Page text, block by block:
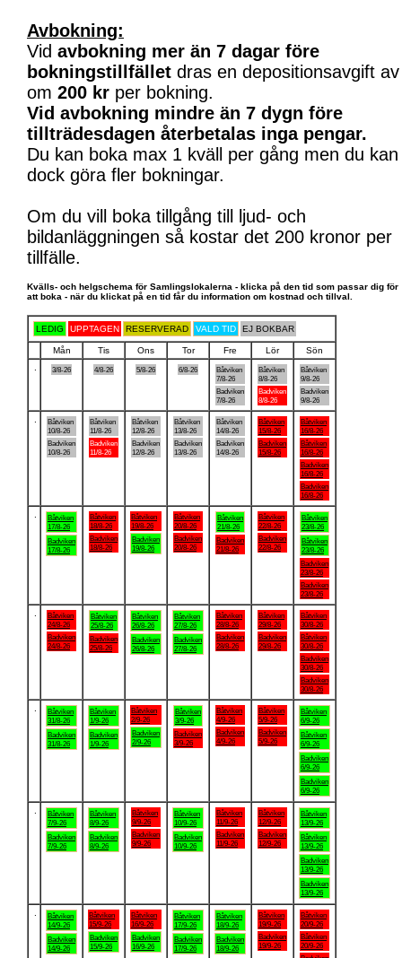
Avbokning:
Vid avbokning mer än 7 dagar före
bokningstillfället dras en depositionsavgift av
om 200 kr per bokning.
Vid avbokning mindre än 7 dygn före
tillträdesdagen återbetalas inga pengar.
Du kan boka max 1 kväll per gång men du kan
dock göra fler bokningar.
Om du vill boka tillgång till ljud- och
bildanläggningen så kostar det 200 kronor per
tillfälle.
Kvälls- och helgschema för Samlingslokalerna - klicka på den tid som passar dig för
att boka - när du klickat på en tid får du information om kostnad och tillval.
LEDIG UPPTAGEN RESERVERAD VALD TID EJ BOKBAR
Mån Tis Ons Tor Fre Lör
Sön
3/8-26 4/8-26 5/8-26 6/8-26
Båtviken
7/8-26
Badviken
7/8-26
Båtviken
8/8-26
Badviken
8/8-26
Båtviken
9/8-26
Badviken
9/8-26
Båtviken
10/8-26
Badviken
10/8-26
Båtviken
11/8-26
Badviken
11/8-26
Båtviken
12/8-26
Badviken
12/8-26
Båtviken
13/8-26
Badviken
13/8-26
Båtviken
14/8-26
Badviken
14/8-26
Båtviken
15/8-26
Badviken
15/8-26
Båtviken
16/8-26
Båtviken
16/8-26
Badviken
16/8-26
Badviken
16/8-26
Båtviken
17/8-26
Badviken
17/8-26
Båtviken
18/8-26
Badviken
18/8-26
Båtviken
19/8-26
Badviken
19/8-26
Båtviken
20/8-26
Badviken
20/8-26
Båtviken
21/8-26
Badviken
21/8-26
Båtviken
22/8-26
Badviken
22/8-26
Båtviken
23/8-26
Båtviken
23/8-26
Badviken
23/8-26
Badviken
23/8-26
Båtviken
24/8-26
Badviken
24/8-26
Båtviken
25/8-26
Badviken
25/8-26
Båtviken
26/8-26
Badviken
26/8-26
Båtviken
27/8-26
Badviken
27/8-26
Båtviken
28/8-26
Badviken
28/8-26
Båtviken
29/8-26
Badviken
29/8-26
Båtviken
30/8-26
Båtviken
30/8-26
Badviken
30/8-26
Badviken
30/8-26
Båtviken
31/8-26
Badviken
31/8-26
Båtviken
1/9-26
Badviken
1/9-26
Båtviken
2/9-26
Badviken
2/9-26
Båtviken
3/9-26
Badviken
3/9-26
Båtviken
4/9-26
Badviken
4/9-26
Båtviken
5/9-26
Badviken
5/9-26
Båtviken
6/9-26
Båtviken
6/9-26
Badviken
6/9-26
Badviken
6/9-26
Båtviken
7/9-26
Badviken
7/9-26
Båtviken
8/9-26
Badviken
8/9-26
Båtviken
9/9-26
Badviken
9/9-26
Båtviken
10/9-26
Badviken
10/9-26
Båtviken
11/9-26
Badviken
11/9-26
Båtviken
12/9-26
Badviken
12/9-26
Båtviken
13/9-26
Båtviken
13/9-26
Badviken
13/9-26
Badviken
13/9-26
Båtviken
14/9-26
Badviken
14/9-26
Båtviken
15/9-26
Badviken
15/9-26
Båtviken
16/9-26
Badviken
16/9-26
Båtviken
17/9-26
Badviken
17/9-26
Båtviken
18/9-26
Badviken
18/9-26
Båtviken
19/9-26
Badviken
19/9-26
Båtviken
20/9-26
Båtviken
20/9-26